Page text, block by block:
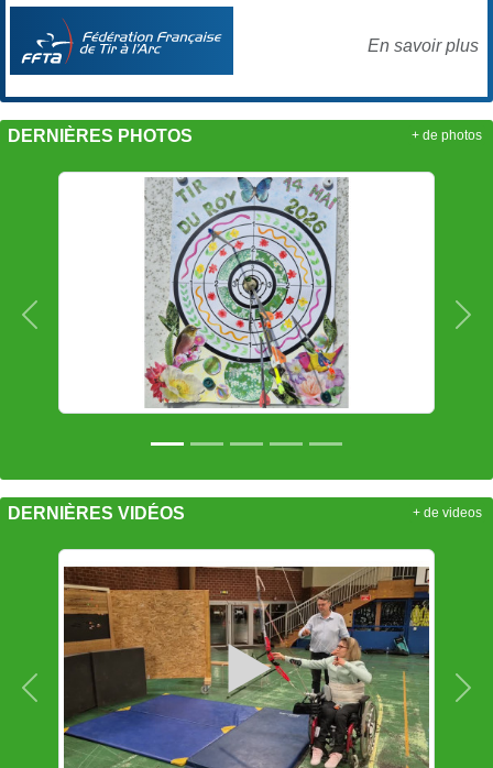
En savoir plus
DERNIÈRES PHOTOS
Précedent
+ de photos
DERNIÈRES VIDÉOS
Précedent
+ de videos